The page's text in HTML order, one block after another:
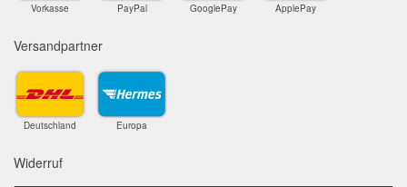
Vorkasse PayPal GooglePay ApplePay
Versandpartner
Deutschland Europa
Widerruf